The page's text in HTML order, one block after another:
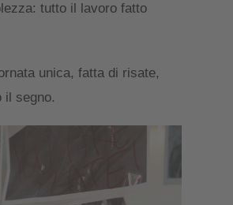
tutto il lavoro fatto
unica, fatta di risate,
il segno.